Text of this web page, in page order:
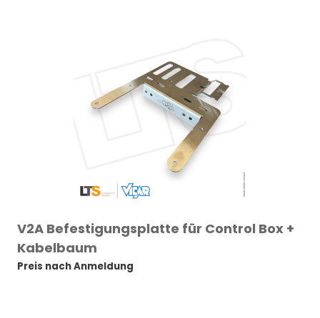
V2A Befestigungsplatte für Control Box +
Kabelbaum
Preis nach Anmeldung